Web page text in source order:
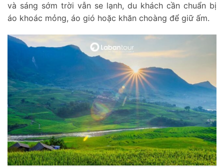
và sáng sớm trời vẫn se lạnh, du khách cần chuẩn bị
áo khoác mỏng, áo gió hoặc khăn choàng để giữ ấm.